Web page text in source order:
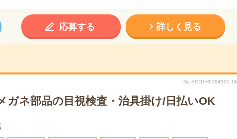
応募する 詳しく見る
No.SCOTH5194501-T4
ガネ部品の目視検査・治具掛け/日払いOK